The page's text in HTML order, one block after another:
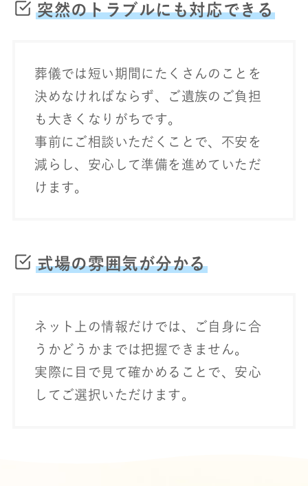
突然のトラブルにも対応できる
葬儀では短い期間にたくさんのことを
決めなければならず、ご遺族のご負担
も大きくなりがちです。
事前にご相談いただくことで、不安を
減らし、安心して準備を進めていただ
けます。
式場の雰囲気が分かる
ネット上の情報だけでは、ご自身に合
うかどうかまでは把握できません。
実際に目で見て確かめることで、安心
してご選択いただけます。